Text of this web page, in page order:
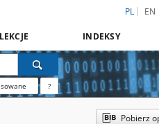
PL EN
INDEKSY
?
Pobierz